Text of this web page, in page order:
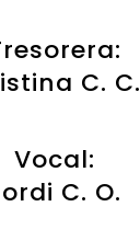
C. C.
Vocal:
C. O.